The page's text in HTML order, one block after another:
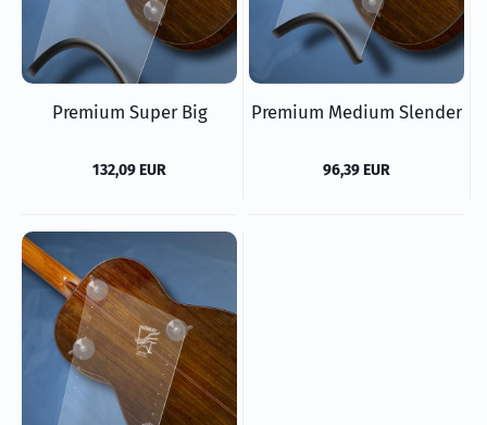
Premium Super Big
132,09 EUR
Premium Medium Slender
96,39 EUR